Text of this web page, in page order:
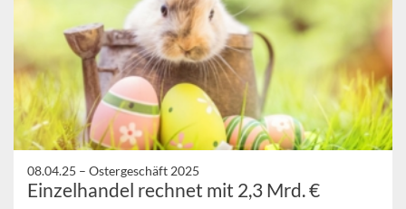
08.04.25 – Ostergeschäft 2025
Einzelhandel rechnet mit 2,3 Mrd. €